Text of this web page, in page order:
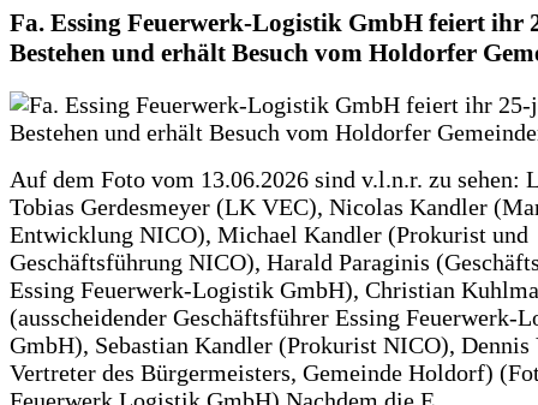
Fa. Essing Feuerwerk-Logistik GmbH feiert ihr
Bestehen und erhält Besuch vom Holdorfer
Auf dem Foto vom 13.06.2026 sind v.l.n.r. zu sehen:
Tobias Gerdesmeyer (LK VEC), Nicolas Kandler
Entwicklung NICO), Michael Kandler (Prokurist und
Geschäftsführung NICO), Harald Paraginis
Essing Feuerwerk-Logistik GmbH), Christian
(ausscheidender Geschäftsführer Essing Feuerwerk-
GmbH), Sebastian Kandler (Prokurist NICO),
Vertreter des Bürgermeisters, Gemeinde Holdorf)